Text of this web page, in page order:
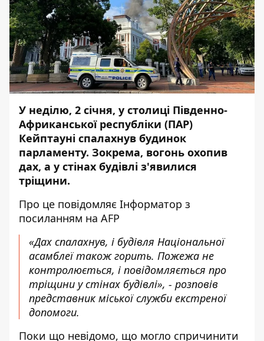
У неділю, 2 січня, у столиці Південно-
Африканської республіки (ПАР)
Кейптауні спалахнув будинок
парламенту. Зокрема, вогонь охопив
дах, а у стінах будівлі з'явилися
тріщини.
Про це повідомляє Інформатор з
посиланням на AFP
«Дах спалахнув, і будівля Національної
асамблеї також горить. Пожежа не
контролюється, і повідомляється про
тріщини у стінах будівлі», - розповів
представник міської служби екстреної
допомоги.
Поки що невідомо, що могло спричинити